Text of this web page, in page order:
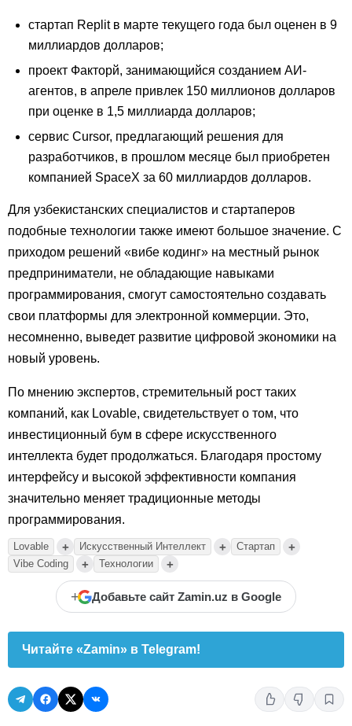
стартап Replit в марте текущего года был оценен в 9
миллиардов долларов;
проект Факторй, занимающийся созданием АИ-
агентов, в апреле привлек 150 миллионов долларов
при оценке в 1,5 миллиарда долларов;
сервис Cursor, предлагающий решения для
разработчиков, в прошлом месяце был приобретен
компанией SpaceX за 60 миллиардов долларов.
Для узбекистанских специалистов и стартаперов
подобные технологии также имеют большое значение. С
приходом решений «вибе кодинг» на местный рынок
предприниматели, не обладающие навыками
программирования, смогут самостоятельно создавать
свои платформы для электронной коммерции. Это,
несомненно, выведет развитие цифровой экономики на
новый уровень.
По мнению экспертов, стремительный рост таких
компаний, как Lovable, свидетельствует о том, что
инвестиционный бум в сфере искусственного
интеллекта будет продолжаться. Благодаря простому
интерфейсу и высокой эффективности компания
значительно меняет традиционные методы
программирования.
Lovable + Искусственный Интеллект + Стартап +
Vibe Coding + Технологии +
+ Добавьте сайт Zamin.uz в Google
Читайте «Zamin» в Telegram!